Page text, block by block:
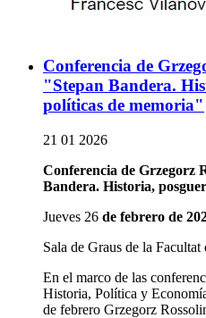
Conferencia de
"Stepan Bandera.
políticas de memoria"
21 01 2026
Conferencia de Grzegorz
Bandera. Historia,
Jueves 26 de febrero de
Sala de Graus de la
En el marco de las
Historia, Política y
de febrero Grzegorz